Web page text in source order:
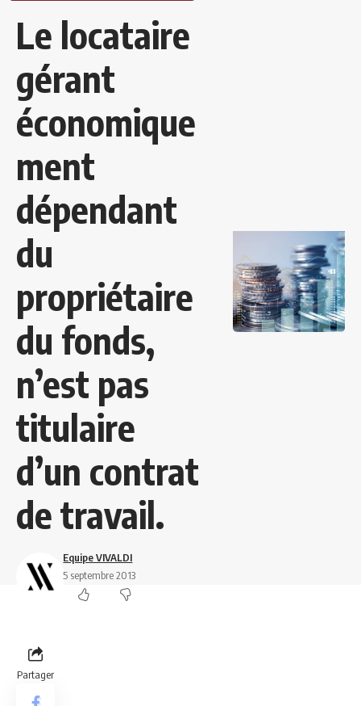
Le locataire
gérant
économique
ment
dépendant
du
propriétaire
du fonds,
n’est pas
titulaire
d’un contrat
de travail.
Equipe VIVALDI
5 septembre 2013
Partager